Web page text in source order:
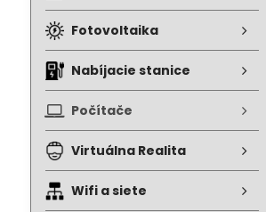
Fotovoltaika
Nabíjacie stanice
Počítače
Virtuálna Realita
Wifi a siete